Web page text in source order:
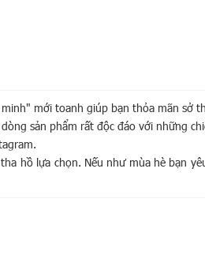
mới toanh giúp bạn thỏa mãn sở
sản phẩm rất độc đáo với những
hồ lựa chọn. Nếu như mùa hè bạn